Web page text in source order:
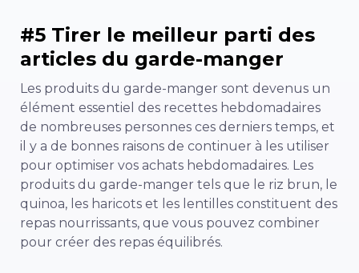
#5 Tirer le meilleur parti des
articles du garde-manger
Les produits du garde-manger sont devenus un
élément essentiel des recettes hebdomadaires
de nombreuses personnes ces derniers temps, et
il y a de bonnes raisons de continuer à les utiliser
pour optimiser vos achats hebdomadaires. Les
produits du garde-manger tels que le riz brun, le
quinoa, les haricots et les lentilles constituent des
repas nourrissants, que vous pouvez combiner
pour créer des repas équilibrés.